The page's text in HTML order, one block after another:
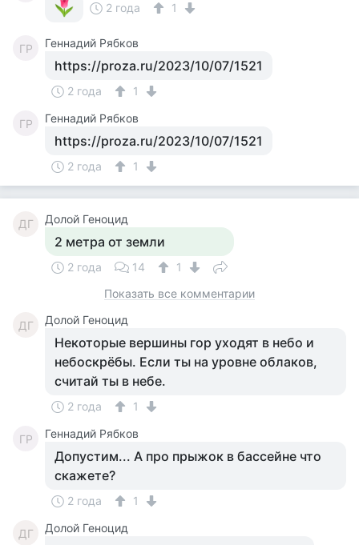
2 года
1
ГР Геннадий Рябков
https://proza.ru/2023/10/07/1521
2 года 1
ГР Геннадий Рябков
https://proza.ru/2023/10/07/1521
2 года 1
ДГ Долой Геноцид
2 метра от земли
2 года 14
1
Показать все комментарии
ДГ Долой Геноцид
Некоторые вершины гор уходят в небо и
небоскрёбы. Если ты на уровне облаков,
считай ты в небе.
2 года 1
ГР Геннадий Рябков
Допустим... А про прыжок в бассейне что
скажете?
2 года 1
ДГ Долой Геноцид